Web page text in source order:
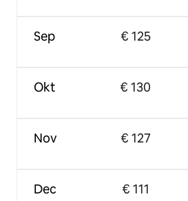
Sep
Okt
Nov
Dec
€ 125
€ 130
€ 127
€ 111